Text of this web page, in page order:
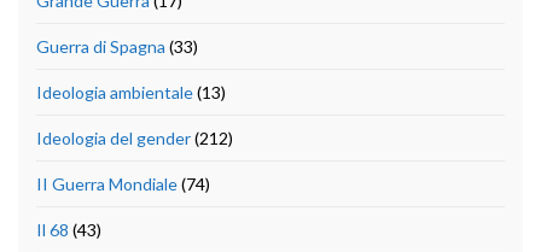
Guerra di Spagna (33)
Ideologia ambientale(13)
Ideologia del gender(212)
II Guerra Mondiale(74)
Il 68 (43)